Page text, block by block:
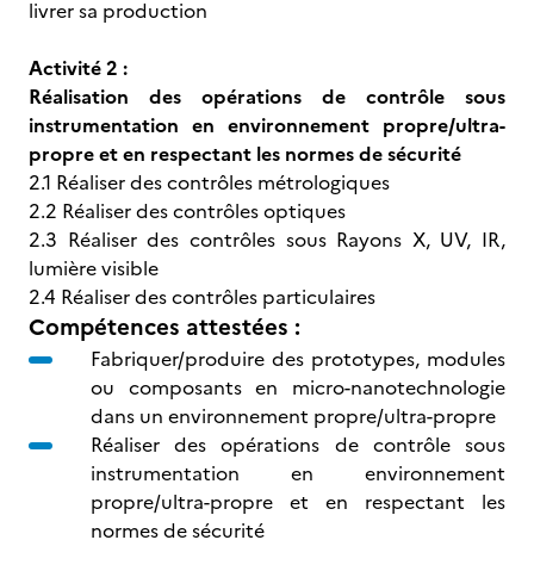
livrer sa production
Activité 2 :
Réalisation des opérations de contrôle sous
instrumentation en environnement propre/ultra-
propre et en respectant les normes de sécurité
2.1 Réaliser des contrôles métrologiques
2.2 Réaliser des contrôles optiques
2.3 Réaliser des contrôles sous Rayons X, UV, IR,
lumière visible
2.4 Réaliser des contrôles particulaires
Compétences attestées :
Fabriquer/produire des prototypes, modules
ou composants en micro-nanotechnologie
dans un environnement propre/ultra-propre
Réaliser des opérations de contrôle sous
instrumentation en environnement
propre/ultra-propre et en respectant les
normes de sécurité